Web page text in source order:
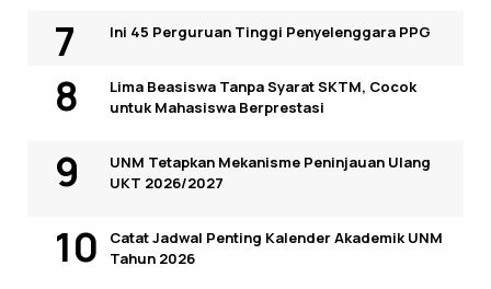
Ini 45 Perguruan Tinggi Penyelenggara PPG
Lima Beasiswa Tanpa Syarat SKTM, Cocok
untuk Mahasiswa Berprestasi
UNM Tetapkan Mekanisme Peninjauan Ulang
UKT 2026/2027
Catat Jadwal Penting Kalender Akademik UNM
Tahun 2026